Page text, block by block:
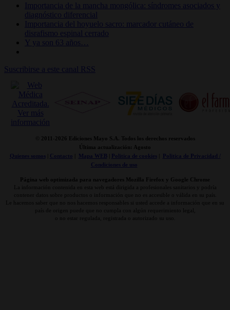
Importancia de la mancha mongólica: síndromes asociados y
diagnóstico diferencial
Importancia del hoyuelo sacro: marcador cutáneo de
disrafismo espinal cerrado
Y ya son 63 años…
Suscribirse a este canal RSS
© 2011- 2026 Ediciones Mayo S.A. Todos los derechos reservados
Última actualización: Agosto
Quienes somos| Contacto Mapa WEB| Politica de cookies|
Politica de Privacidad /
Condiciones de uso
Página web optimizada para navegadores Mozilla Firefox y Google Chrome
La información contenida en esta web está dirigida a profesionales sanitarios y podría
contener datos sobre productos o información que no es accesible o válida en su país.
Le hacemos saber que no nos hacemos responsables si usted accede a información que en su
país de origen puede que no cumpla con algún requerimiento legal,
o no estar regulada, registrada o autorizado su uso.